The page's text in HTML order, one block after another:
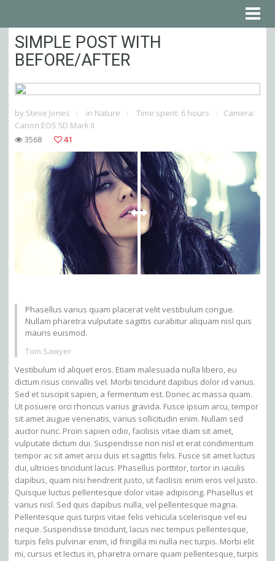
SIMPLE POST WITH
BEFORE/AFTER
by Steve Jones in Nature Time spent: 6 hours
Camera:
Canon EOS 5D Mark II
3568
41
Phasellus varius quam placerat velit vestibulum congue.
Nullam pharetra vulputate sagittis curabitur aliquam nisl quis
mauris euismod.
Tom Sawyer
Vestibulum id aliquet eros. Etiam malesuada nulla libero, eu
dictum risus convallis vel. Morbi tincidunt dapibus dolor id varius.
Sed et suscipit sapien, a fermentum est. Donec ac massa quam.
Ut posuere orci rhoncus varius gravida. Fusce ipsum arcu, tempor
sit amet augue venenatis, varius sollicitudin enim. Nullam sed
auctor nunc. Proin sapien odio, facilisis vitae diam sit amet,
vulputate dictum dui. Suspendisse non nisl et erat condimentum
tempor ac sit amet arcu duis et sagittis felis. Fusce sit amet luctus
dui, ultricies tincidunt lacus. Phasellus porttitor, tortor in iaculis
dapibus, quam nisi hendrerit justo, ut facilisis enim eros vel justo.
Quisque luctus pellentesque dolor vitae adipiscing. Phasellus et
varius nisl. Sed quis dapibus nulla, vel pellentesque magna.
Pellentesque quis turpis vitae felis vehicula scelerisque vel eu
neque. Suspendisse tincidunt, lacus nec tempus pellentesque,
turpis felis pulvinar enim, id fringilla mi nulla nec turpis. Morbi elit
mi, cursus et lectus in, pharetra ornare quam pellentesque, turpis